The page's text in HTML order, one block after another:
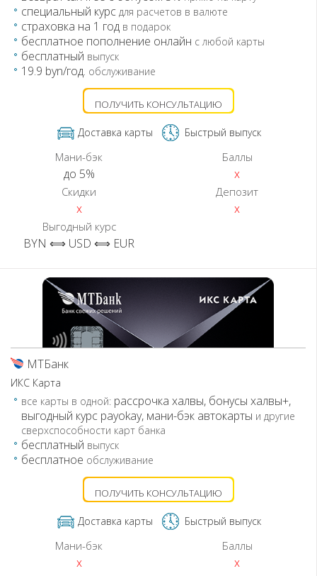
специальный курс для расчетов в валюте
страховка на 1 год в подарок
бесплатное пополнение онлайн с любой карты
бесплатный выпуск
19.9 byn/год. обслуживание
ПОЛУЧИТЬ КОНСУЛЬТАЦИЮ
Доставка карты Быстрый выпуск
Мани-бэк
до 5%
Баллы
x
Скидки
x
Депозит
x
Выгодный курс
BYN ⟺ USD ⟺ EUR
МТБанк
ИКС Карта
все карты в одной: рассрочка халвы, бонусы халвы+,
выгодный курс payokay, мани-бэк автокарты и другие
сверхспособности карт банка
бесплатный выпуск
бесплатное обслуживание
ПОЛУЧИТЬ КОНСУЛЬТАЦИЮ
Доставка карты Быстрый выпуск
Мани-бэк
x
Баллы
x